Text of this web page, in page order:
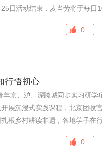
日活动结束，麦当劳将于每日
拳游戏，获胜即可赢得免费大
0
行悟初心
京、沪、深跨城同步实习研学
展沉浸式实践课程，北京团收
根乡村耕读非遗，各地学子在
0